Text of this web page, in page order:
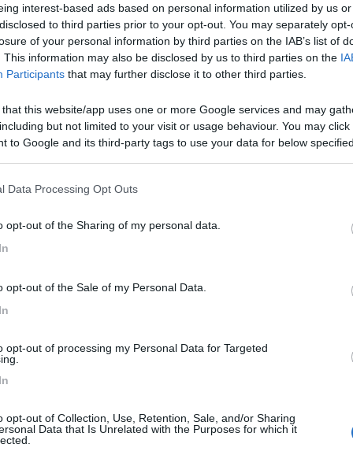
interest-based ads based on personal information utilized by us
to third parties prior to your opt-out. You may separately
of your personal information by third parties on the IAB’s list of
This information may also be disclosed by us to third parties on the
Participants that may further disclose it to other third parties.
that this website/app uses one or more Google services and may
but not limited to your visit or usage behaviour. You may
to Google and its third-party tags to use your data for below
Data Processing Opt Outs
opt-out of the Sharing of my personal data.
opt-out of the Sale of my Personal Data.
opt-out of processing my Personal Data for Targeted
opt-out of Collection, Use, Retention, Sale, and/or Sharing
Data that Is Unrelated with the Purposes for which it
frutticola, a 535 mslm in posizione panoramica,...
Terme (TN) - 31.7km
/ Posizione
tra i vigneti del Valdobbiadene DOCG, punto sosta...
12
Posizione
a pagamento, con agriturismo, pesca sport...
(BL) - 36.3km
8